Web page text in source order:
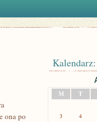
ona po
Kalendarz:
M
T
3
4